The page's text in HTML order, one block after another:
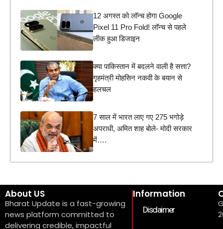
12 अगस्त को लॉन्च होगा Google
Pixel 11 Pro Fold! लॉन्च से पहले
लीक हुआ डिजाइन
क्या पाकिस्तान में बदलने वाली है सत्ता?
गृहमंत्री मोहसिन नकवी के बयान से
हलचल
7 साल में भारत लाए गए 275 भगोड़े
अपराधी, अमित शाह बोले- मोदी सरकार
में….
About US
Bharat Update is a fast-growing
news platform committed to
delivering credible, impactful
Information
Disclaimer